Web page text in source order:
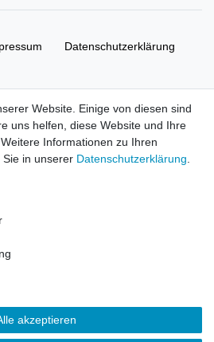
Daten­schutz­erklärung
vorbehalten. HL-
sowie sämtliche Produktbilder
Ihrer rechtmäßigen
nur der Beschreibung.
ansonsten zeigt der Shop 0,00
Minifigur, DUPLO, LEGENDS OF
MINDSTORMS und MIXELS sind
Website. Einige von diesen sind
uns helfen, diese Website und Ihre
Informationen zu Ihren
in unserer Daten­schutz­erklärung
akzeptieren